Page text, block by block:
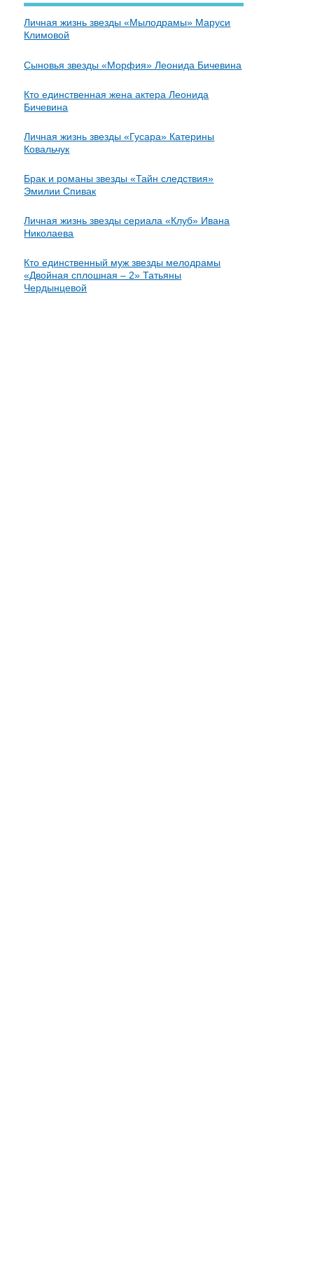
Личная жизнь звезды «Мылодрамы» Маруси
Климовой
Сыновья звезды «Морфия» Леонида Бичевина
Кто единственная жена актера Леонида
Бичевина
Личная жизнь звезды «Гусара» Катерины
Ковальчук
Брак и романы звезды «Тайн следствия»
Эмилии Спивак
Личная жизнь звезды сериала «Клуб» Ивана
Николаева
Кто единственный муж звезды мелодрамы
«Двойная сплошная – 2» Татьяны
Чердынцевой